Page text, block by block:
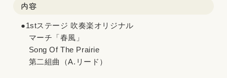
内容
●1stステージ 吹奏楽オリジナル
マーチ「春風」
Song Of The Prairie
第二組曲（A.リード）